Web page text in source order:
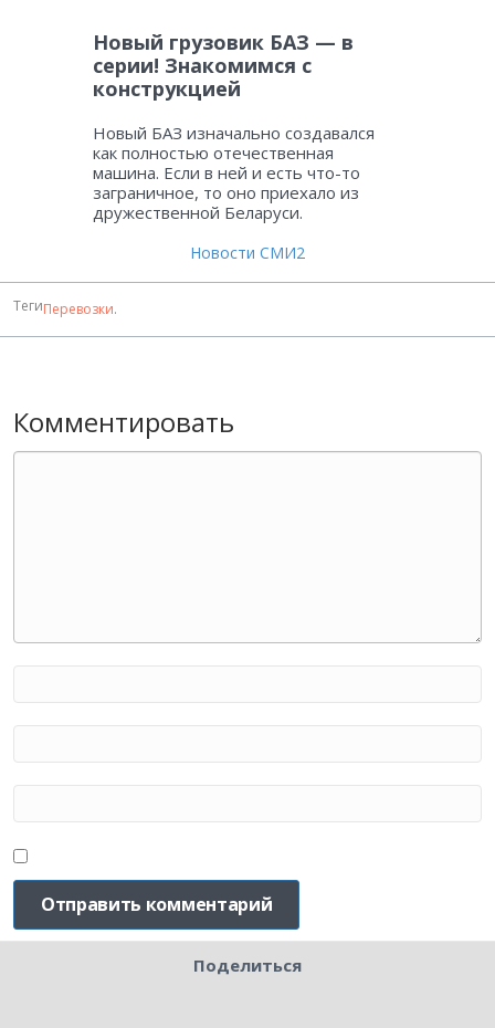
Новый грузовик БАЗ — в
серии! Знакомимся с
конструкцией
Новый БАЗ изначально создавался
как полностью отечественная
машина. Если в ней и есть что-то
заграничное, то оно приехало из
дружественной Беларуси.
Новости СМИ2
ТегиПеревозки.
Комментировать
Поделиться